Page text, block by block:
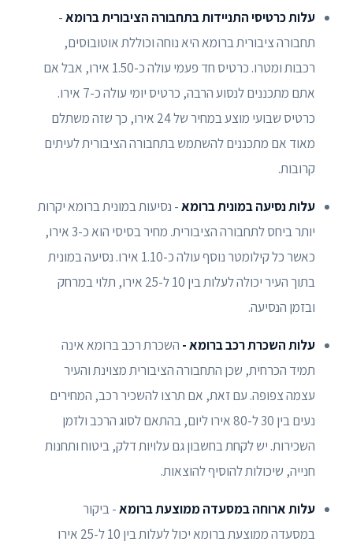
עלות כרטיסי התניידות בתחבורה הציבורית ברומא-
תחבורה ציבורית ברומא היא נוחה וכוללת אוטובוסים,
רכבות ומטרו. כרטיס חד פעמי עולה כ-1.50 אירו, אבל אם
אתם מתכננים לנסוע הרבה, כרטיס יומי עולה כ-7 אירו.
כרטיס שבועי מוצע במחיר של 24 אירו, כך שזה משתלם
מאוד אם מתכננים להשתמש בתחבורה הציבורית לעיתים
קרובות.
עלות נסיעה במונית ברומא- נסיעות במונית ברומא יקרות
יותר ביחס לתחבורה הציבורית. מחיר בסיסי הוא כ-3 אירו,
כאשר כל קילומטר נוסף עולה כ-1.10 אירו. נסיעה במונית
בתוך העיר יכולה לעלות בין 10 ל-25 אירו, תלוי במרחק
ובזמן הנסיעה.
עלות השכרת רכב ברומא - השכרת רכב ברומא אינה
תמיד הכרחית, שכן התחבורה הציבורית מצוינת והעיר
עצמה צפופה. עם זאת, אם תרצו להשכיר רכב, המחירים
נעים בין 30 ל-80 אירו ליום, בהתאם לסוג הרכב ולזמן
השכירות. יש לקחת בחשבון גם עלויות דלק, ביטוח ותחנות
חנייה, שיכולות להוסיף להוצאות.
עלות ארוחה במסעדה ממוצעת ברומא- ביקור
במסעדה ממוצעת ברומא יכול לעלות בין 10 ל-25 אירו